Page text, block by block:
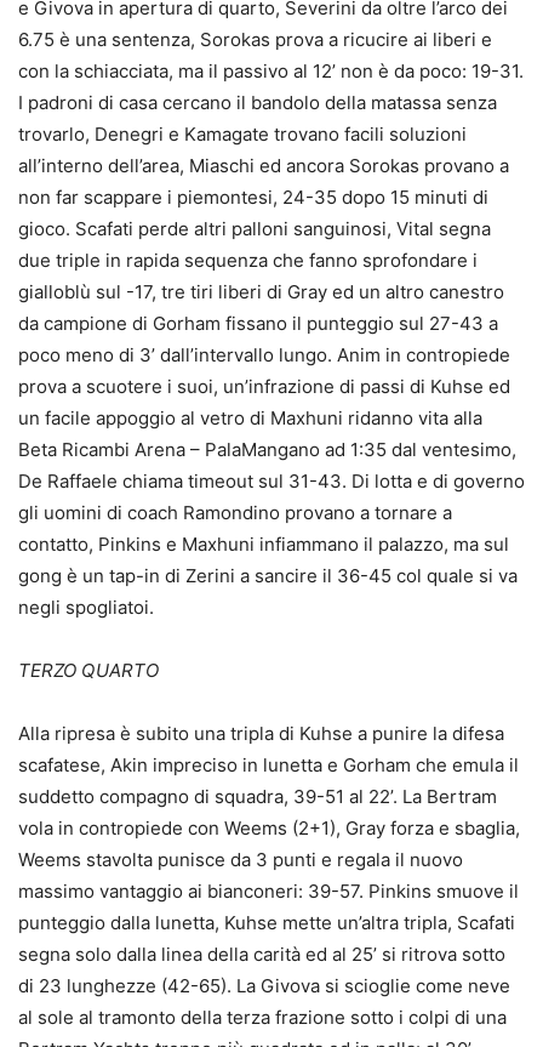
e Givova in apertura di quarto, Severini da oltre l’arco dei
6.75 è una sentenza, Sorokas prova a ricucire ai liberi e
con la schiacciata, ma il passivo al 12’ non è da poco: 19-31.
I padroni di casa cercano il bandolo della matassa senza
trovarlo, Denegri e Kamagate trovano facili soluzioni
all’interno dell’area, Miaschi ed ancora Sorokas provano a
non far scappare i piemontesi, 24-35 dopo 15 minuti di
gioco. Scafati perde altri palloni sanguinosi, Vital segna
due triple in rapida sequenza che fanno sprofondare i
gialloblù sul -17, tre tiri liberi di Gray ed un altro canestro
da campione di Gorham fissano il punteggio sul 27-43 a
poco meno di 3’ dall’intervallo lungo. Anim in contropiede
prova a scuotere i suoi, un’infrazione di passi di Kuhse ed
un facile appoggio al vetro di Maxhuni ridanno vita alla
Beta Ricambi Arena – PalaMangano ad 1:35 dal ventesimo,
De Raffaele chiama timeout sul 31-43. Di lotta e di governo
gli uomini di coach Ramondino provano a tornare a
contatto, Pinkins e Maxhuni infiammano il palazzo, ma sul
gong è un tap-in di Zerini a sancire il 36-45 col quale si va
negli spogliatoi.
TERZO QUARTO
Alla ripresa è subito una tripla di Kuhse a punire la difesa
scafatese, Akin impreciso in lunetta e Gorham che emula il
suddetto compagno di squadra, 39-51 al 22’. La Bertram
vola in contropiede con Weems (2+1), Gray forza e sbaglia,
Weems stavolta punisce da 3 punti e regala il nuovo
massimo vantaggio ai bianconeri: 39-57. Pinkins smuove il
punteggio dalla lunetta, Kuhse mette un’altra tripla, Scafati
segna solo dalla linea della carità ed al 25’ si ritrova sotto
di 23 lunghezze (42-65). La Givova si scioglie come neve
al sole al tramonto della terza frazione sotto i colpi di una